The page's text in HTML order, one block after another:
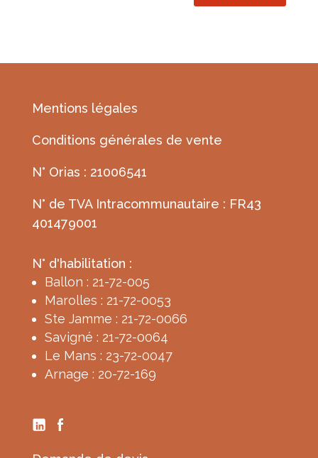
Mentions légales
Conditions générales de vente
N° Orias : 21006541
N° de TVA Intracommunautaire : FR43
401479001
N° d'habilitation :
Ballon : 21-72-005
Marolles : 21-72-0053
Ste Jamme : 21-72-0066
Savigné : 21-72-0064
Le Mans : 23-72-0047
Arnage : 20-72-169